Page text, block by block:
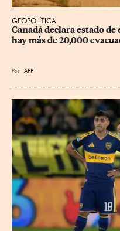
GEOPOLÍTICA
Canadá declara estado
hay más de 20,000
Por AFP